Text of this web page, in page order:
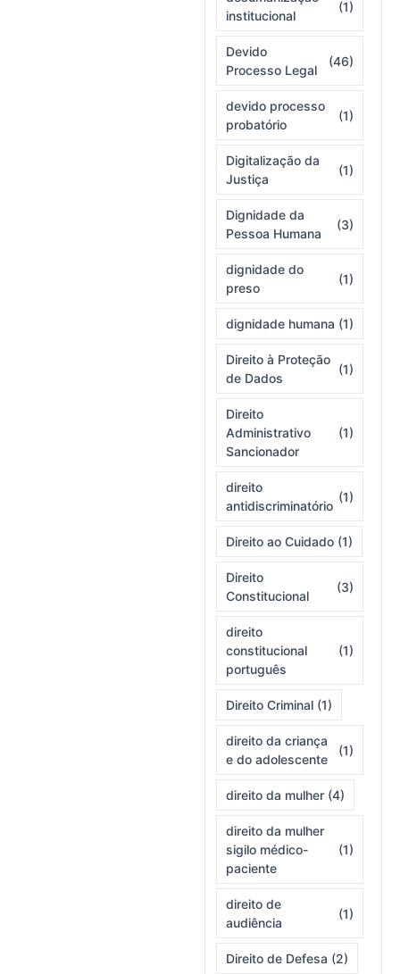
institucional
(1)
Devido
Processo Legal
(46)
devido processo
probatório
(1)
Digitalização da
Justiça
(1)
Dignidade da
Pessoa Humana
(3)
dignidade do
preso
(1)
dignidade humana (1)
Direito à Proteção
de Dados
(1)
Direito
Administrativo
Sancionador
(1)
direito
antidiscriminatório
(1)
Direito ao Cuidado (1)
Direito
Constitucional
(3)
direito
constitucional
português
(1)
Direito Criminal (1)
direito da criança
e do adolescente
(1)
direito da mulher (4)
direito da mulher
sigilo médico-
paciente
(1)
direito de
audiência
(1)
Direito de Defesa (2)